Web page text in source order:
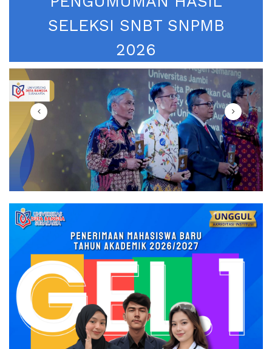
SELEKSI SNBT SNPMB
2026